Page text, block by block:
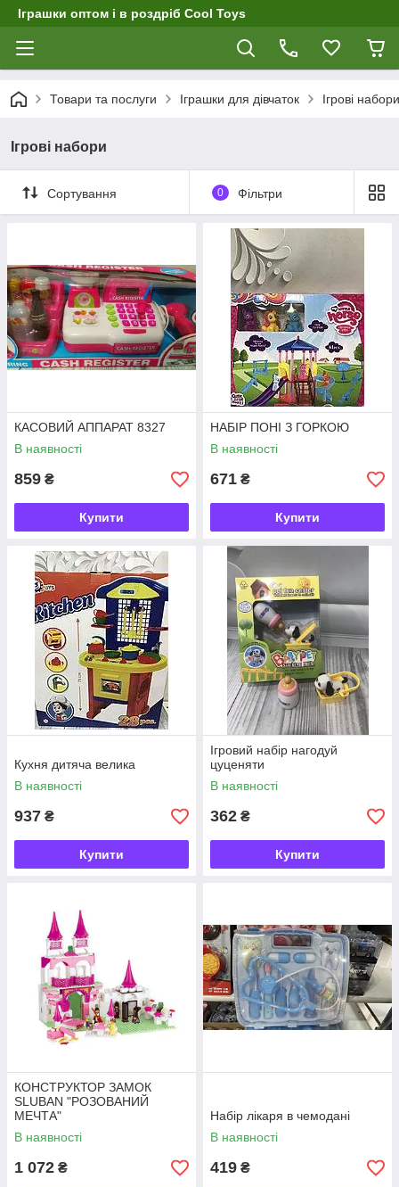
Іграшки оптом і в роздріб Cool Toys
Товари та послуги Іграшки для дівчаток Ігрові
Ігрові набори
Сортування 0 Фільтри
КАСОВИЙ АППАРАТ 8327
В наявності
859 ₴
Купити
НАБІР ПОНІ З ГОРКОЮ
В наявності
671 ₴
Купити
Кухня дитяча велика
В наявності
937 ₴
Купити
Ігровий набір нагодуй
цуценяти
В наявності
362 ₴
Купити
КОНСТРУКТОР ЗАМОК
SLUBAN "РОЗОВАНИЙ
МЕЧТА"
В наявності
1 072 ₴
Набір лікаря в чемодані
В наявності
419 ₴